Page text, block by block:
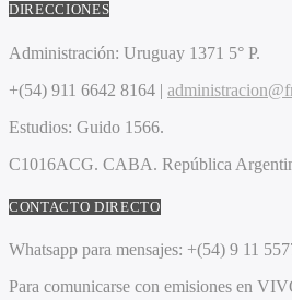
DIRECCIONES
Administración: Uruguay 1371 5° P.
+(54) 911 6642 8164 |
Estudios: Guido 1566.
C1016ACG. CABA. República
CONTACTO DIRECTO
Whatsapp para mensajes: +(54) 9 11
Para comunicarse con emisiones en